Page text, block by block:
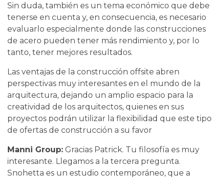
Sin duda, también es un tema económico que debe
tenerse en cuenta y, en consecuencia, es necesario
evaluarlo especialmente donde las construcciones
de acero pueden tener más rendimiento y, por lo
tanto, tener mejores resultados.
Las ventajas de la construcción offsite abren
perspectivas muy interesantes en el mundo de la
arquitectura, dejando un amplio espacio para la
creatividad de los arquitectos, quienes en sus
proyectos podrán utilizar la flexibilidad que este tipo
de ofertas de construcción a su favor
Manni Group: Gracias Patrick. Tu filosofía es muy
interesante. Llegamos a la tercera pregunta.
Snohetta es un estudio contemporáneo, que a